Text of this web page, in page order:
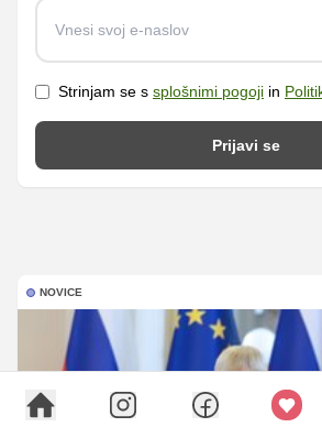
Strinjam se s splošnimi pogoji in
Prijavi se
NOVICE